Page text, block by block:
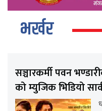
भर्खर
सञ्चारकर्मी पवन
को म्युजिक भिडियो